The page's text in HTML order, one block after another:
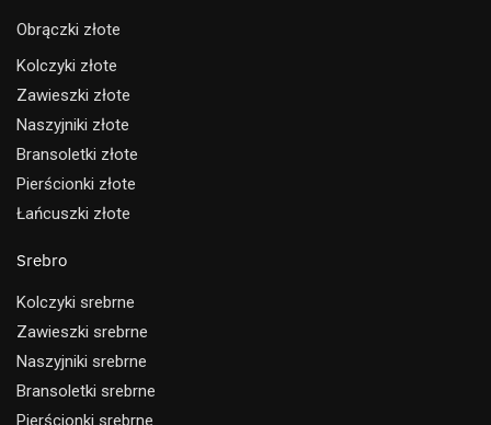
Obrączki złote
Kolczyki złote
Zawieszki złote
Naszyjniki złote
Bransoletki złote
Pierścionki złote
Łańcuszki złote
Srebro
Kolczyki srebrne
Zawieszki srebrne
Naszyjniki srebrne
Bransoletki srebrne
Pierścionki srebrne